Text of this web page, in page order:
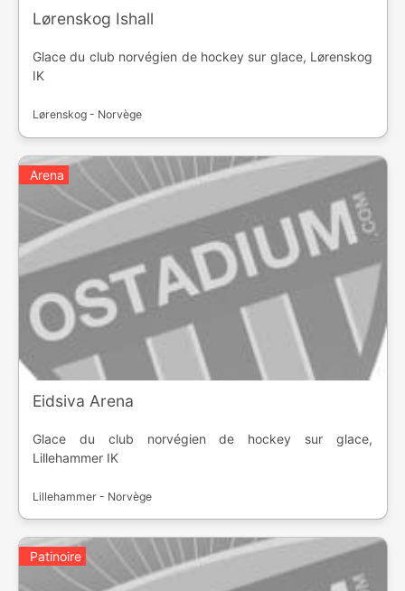
Lørenskog Ishall
Glace du club norvégien de hockey sur glace, Lørenskog
IK
Lørenskog - Norvège
Arena
Eidsiva Arena
Glace du club norvégien de hockey sur glace,
Lillehammer IK
Lillehammer - Norvège
Patinoire